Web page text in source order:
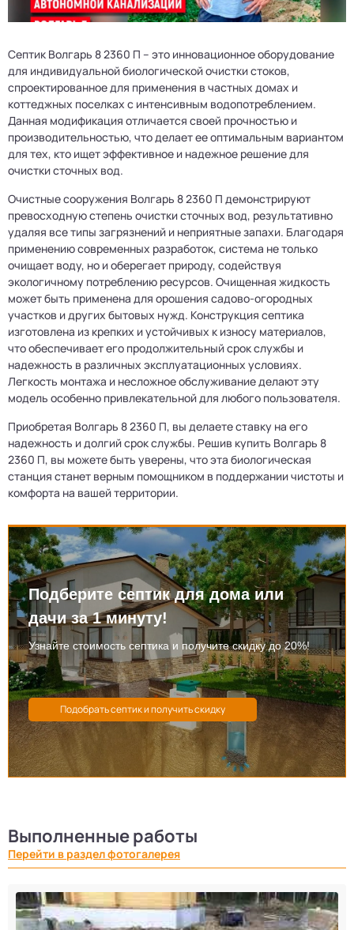
Септик Волгарь 8 2360 П – это инновационное оборудование
для индивидуальной биологической очистки стоков,
спроектированное для применения в частных домах и
коттеджных поселках с интенсивным водопотреблением.
Данная модификация отличается своей прочностью и
производительностью, что делает ее оптимальным вариантом
для тех, кто ищет эффективное и надежное решение для
очистки сточных вод.
Очистные сооружения Волгарь 8 2360 П демонстрируют
превосходную степень очистки сточных вод, результативно
удаляя все типы загрязнений и неприятные запахи. Благодаря
применению современных разработок, система не только
очищает воду, но и оберегает природу, содействуя
экологичному потреблению ресурсов. Очищенная жидкость
может быть применена для орошения садово-огородных
участков и других бытовых нужд. Конструкция септика
изготовлена из крепких и устойчивых к износу материалов,
что обеспечивает его продолжительный срок службы и
надежность в различных эксплуатационных условиях.
Легкость монтажа и несложное обслуживание делают эту
модель особенно привлекательной для любого пользователя.
Приобретая Волгарь 8 2360 П, вы делаете ставку на его
надежность и долгий срок службы. Решив купить Волгарь 8
2360 П, вы можете быть уверены, что эта биологическая
станция станет верным помощником в поддержании чистоты и
комфорта на вашей территории.
Подберите септик для дома или
дачи за 1 минуту!
Узнайте стоимость септика и получите скидку до 20%!
Выполненные работы
Перейти в раздел фотогалерея